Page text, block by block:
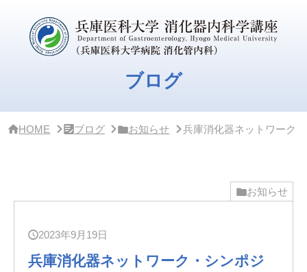
ブログ
HOME ブログ お知らせ 兵庫消化器ネットワーク
お知らせ
2023年9月19日
兵庫消化器ネットワーク・シンポジ